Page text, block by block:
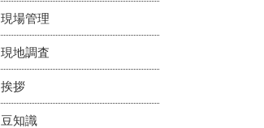
現場管理
現地調査
挨拶
豆知識